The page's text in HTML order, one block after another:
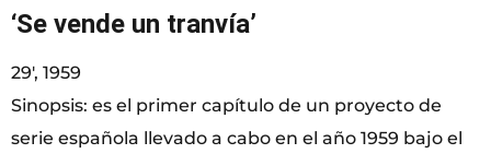
‘Se vende un tranvía’
29′, 1959
Sinopsis: es el primer capítulo de un proyecto de
serie española llevado a cabo en el año 1959 bajo el